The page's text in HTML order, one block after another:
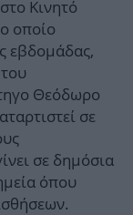
Κινητό
οποίο
εβδομάδας,
Θεόδωρο
σε
σε δημόσια
όπου